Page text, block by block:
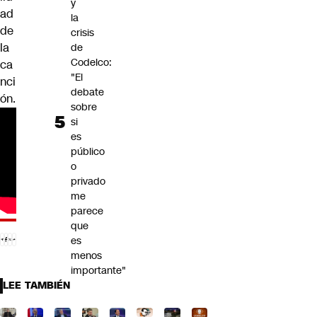
ad
de
la
ca
nci
ón.
y
la
crisis
de
Codelco:
"El
debate
sobre
si
es
público
o
privado
me
parece
que
es
menos
importante"
LEE TAMBIÉN